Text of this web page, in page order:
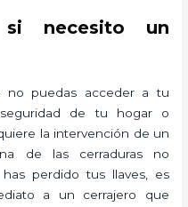
necesito un
no puedas acceder a tu
de tu hogar o
la intervención de un
de las cerraduras no
perdido tus llaves, es
a un cerrajero que